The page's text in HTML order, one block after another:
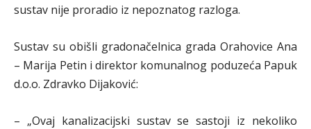
sustav nije proradio iz nepoznatog razloga.
Sustav su obišli gradonačelnica grada Orahovice Ana
– Marija Petin i direktor komunalnog poduzeća Papuk
d.o.o. Zdravko Dijaković:
– „Ovaj kanalizacijski sustav se sastoji iz nekoliko